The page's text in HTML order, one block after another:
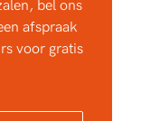
bel ons
afspraak
voor gratis